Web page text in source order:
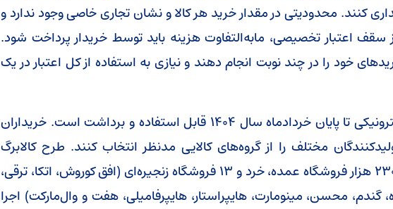
کنند. محدودیتی در مقدار خرید هر کالا و نشان تجاری خاصی وجود ندارد و
اعتبار تخصیصی، مابه‌التفاوت هزینه باید توسط خریدار پرداخت شود.
خود را در چند نوبت انجام دهند و نیازی به استفاده از کل اعتبار در یک
اعتبار طرح کالابرگ الکترونیکی تا پایان خردادماه سال ۱۴۰۴ قابل استفاده و برداشت است. خریداران
مختلف را از گروه‌های کالایی مدنظر انتخاب کنند. طرح کالابرگ
الکترونیکی در بیش از ۲۳۰ هزار فروشگاه عمده، خرد و ۱۳ فروشگاه زنجیره‌ای (افق کوروش، اتکا، ترقی،
گندم، محسن، مینومارت، هایپراستار، هایپرفامیلی، هفت و وال‌مارکت) اجرا